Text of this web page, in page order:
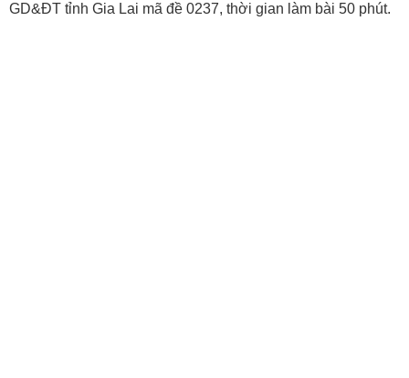
GD&ĐT tỉnh Gia Lai mã đề 0237, thời gian làm bài 50 phút.